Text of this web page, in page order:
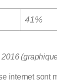
41%
internet sont